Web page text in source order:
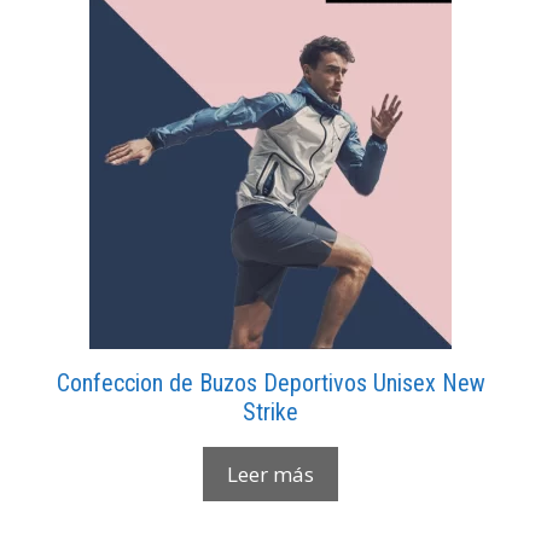
Confeccion de Buzos Deportivos Unisex New
Strike
Leer más